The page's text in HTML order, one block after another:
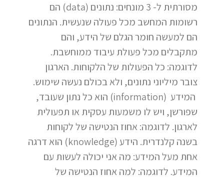
מסורתית ל- 3 מונחים: נתונים (data) הם
רשומות המחשב מכל פעולה שנעשית. הנתונים
הם למעשה חומר הגלם של הידע, והם
מתקבלים מכל פעולת עיבוד ממוחשבת.
לדוגמה: כל הפעולות של הלקוחות. הארגון
צובר מיליוני נתונים, ולא בכולם נעשה שימוש.
המידע (information) הוא כל נתון שעובד,
שפורשן, ויש לו משמעות עסקית או תפעולית
לארגון. לדוגמה: אחוז הנטישה של לקוחות
בשנה קלנדרית. הידע (knowledge) הוא דרגה
אחת מעל המידע: מה אני יכולה לעשות עם
המידע. לדוגמה: למה אחוז הנטישה של